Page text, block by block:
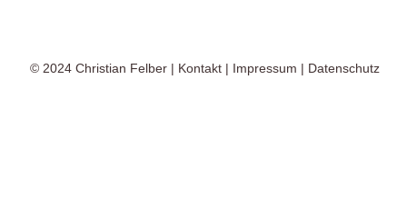
© 2024 Christian Felber | Kontakt | Impressum | Datenschutz